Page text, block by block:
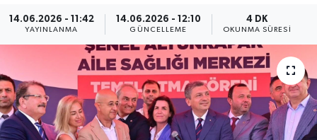
14.06.2026 - 11:42
YAYINLANMA
14.06.2026 - 12:10
GÜNCELLEME
4 DK
OKUNMA SÜRESI
Eğitim
Magazin
Turizm